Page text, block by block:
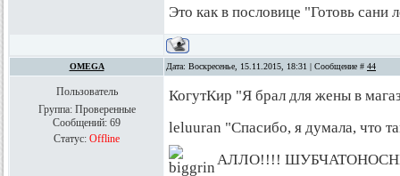
Это как в пословице "Готовь сани
OMEGA Дата: Воскресенье, 15.11.2015, 18:31 | Сообщение # 44
Пользователь
Группа: Проверенные
Сообщений: 69
Статус: Offline
КогутКир "Я брал для жены в
leluuran "Спасибо, я думала, что
АЛЛО!!!!